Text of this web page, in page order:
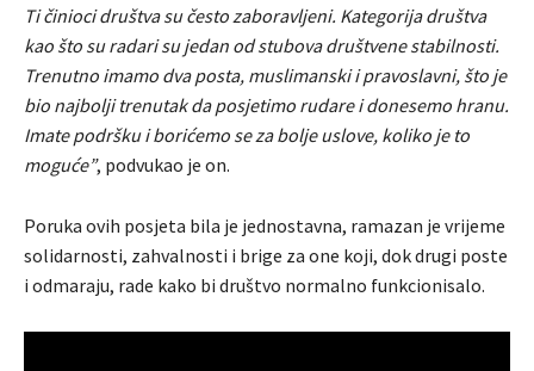
Ti činioci društva su često zaboravljeni. Kategorija društva
kao što su radari su jedan od stubova društvene stabilnosti.
Trenutno imamo dva posta, muslimanski i pravoslavni, što je
bio najbolji trenutak da posjetimo rudare i donesemo hranu.
Imate podršku i borićemo se za bolje uslove, koliko je to
moguće”, podvukao je on.
Poruka ovih posjeta bila je jednostavna, ramazan je vrijeme
solidarnosti, zahvalnosti i brige za one koji, dok drugi poste
i odmaraju, rade kako bi društvo normalno funkcionisalo.